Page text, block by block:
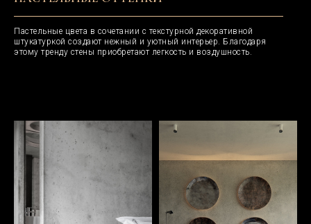
Пастельные цвета в сочетании с текстурной декоративной
штукатуркой создают нежный и уютный интерьер. Благодаря
этому тренду стены приобретают легкость и воздушность.